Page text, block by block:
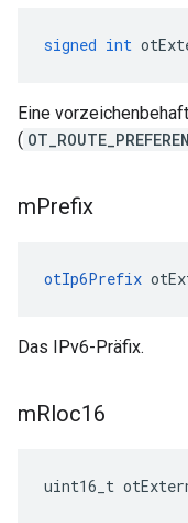
signed int
Eine
(
mPrefix
otIp6Prefix
Das IPv6-Präfix.
mRloc16
uint16_t